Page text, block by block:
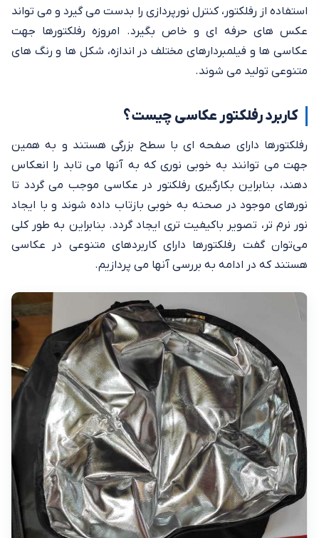
استفاده از رفلکتور، کنترل نورپردازی را بدست می گیرد و می تواند
عکس های حرفه ای و خاص بگیرد. امروزه رفلکتورها جهت
عکاسی ها و فیلمبردارهای مختلف در اندازه، شکل ها و رنگ های
متنوعی تولید می شوند.
کاربرد رفلکتور عکاسی چیست؟
رفلکتورها دارای صفحه ای با سطح بزرگی هستند و به همین
جهت می توانند به خوبی نوری که به آنها می تابد را انعکاس
دهند، بنابراین بکارگیری رفلکتور در عکاسی موجب می گردد تا
نورهای موجود در صحنه به خوبی بازتاب داده شوند و با ایجاد
نور نرم تر، تصویر باکیفیت تری ایجاد گردد. بنابراین به طور کلی
می‌توان گفت رفلکتورها دارای کاربردهای متنوعی در عکاسی
هستند که در ادامه به بررسی آنها می پردازیم.